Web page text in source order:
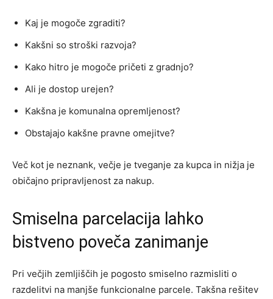
Kaj je mogoče zgraditi?
Kakšni so stroški razvoja?
Kako hitro je mogoče pričeti z gradnjo?
Ali je dostop urejen?
Kakšna je komunalna opremljenost?
Obstajajo kakšne pravne omejitve?
Več kot je neznank, večje je tveganje za kupca in nižja je
običajno pripravljenost za nakup.
Smiselna parcelacija lahko
bistveno poveča zanimanje
Pri večjih zemljiščih je pogosto smiselno razmisliti o
razdelitvi na manjše funkcionalne parcele. Takšna rešitev